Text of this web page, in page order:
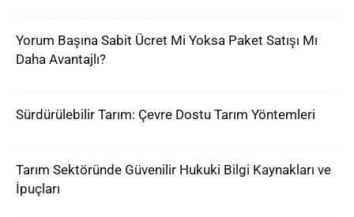
Yorum Başına Sabit Ücret Mi Yoksa Paket Satışı Mı
Daha Avantajlı?
Sürdürülebilir Tarım: Çevre Dostu Tarım Yöntemleri
Tarım Sektöründe Güvenilir Hukuki Bilgi Kaynakları ve
İpuçları